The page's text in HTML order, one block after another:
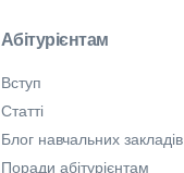
Абітурієнтам
Вступ
Статті
Блог навчальних закладів
Поради абітурієнтам